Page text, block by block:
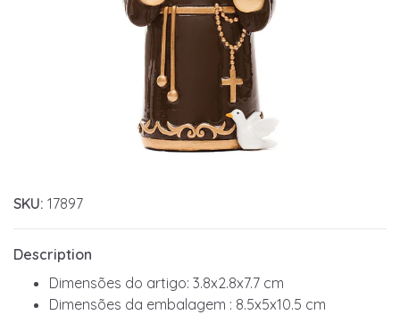
SKU: 17897
Description
Dimensões do artigo: 3.8x2.8x7.7 cm
Dimensões da embalagem : 8.5x5x10.5 cm